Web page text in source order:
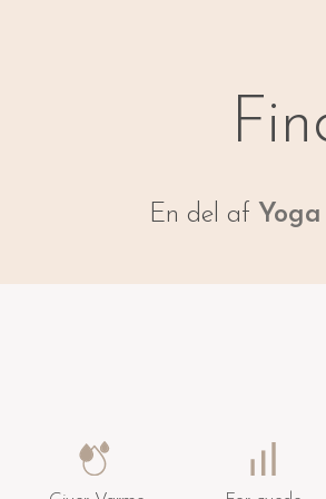
En del af